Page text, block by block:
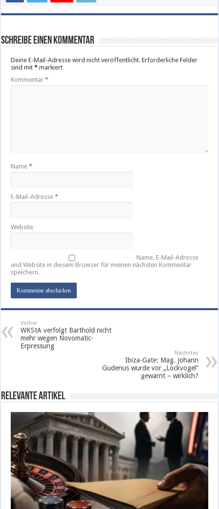
Schreibe einen Kommentar
Deine E-Mail-Adresse wird nicht veröffentlicht. Erforderliche Felder
sind mit* markiert
Kommentar*
Name*
E-Mail-Adresse*
Website
Name, E-Mail-Adresse
und Website in diesem Browser für meinen nächsten Kommentar
speichern.
Vorher
WKStA verfolgt Barthold nicht
mehr wegen Novomatic-
Erpressung
Nächstes
Ibiza-Gate: Mag. Johann
Gudenus wurde vor „Lockvogel“
gewarnt – wirklich?
Relevante Artikel